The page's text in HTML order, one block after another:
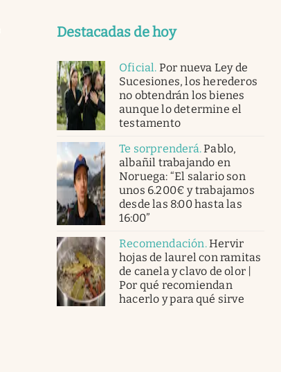
Destacadas de hoy
Oficial. Por nueva Ley de
Sucesiones, los herederos
no obtendrán los bienes
aunque lo determine el
testamento
Te sorprenderá.Pablo,
albañil trabajando en
Noruega: “El salario son
unos 6.200€ y trabajamos
desde las 8:00 hasta las
16:00”
Recomendación.Hervir
hojas de laurel con ramitas
de canela y clavo de olor |
Por qué recomiendan
hacerlo y para qué sirve